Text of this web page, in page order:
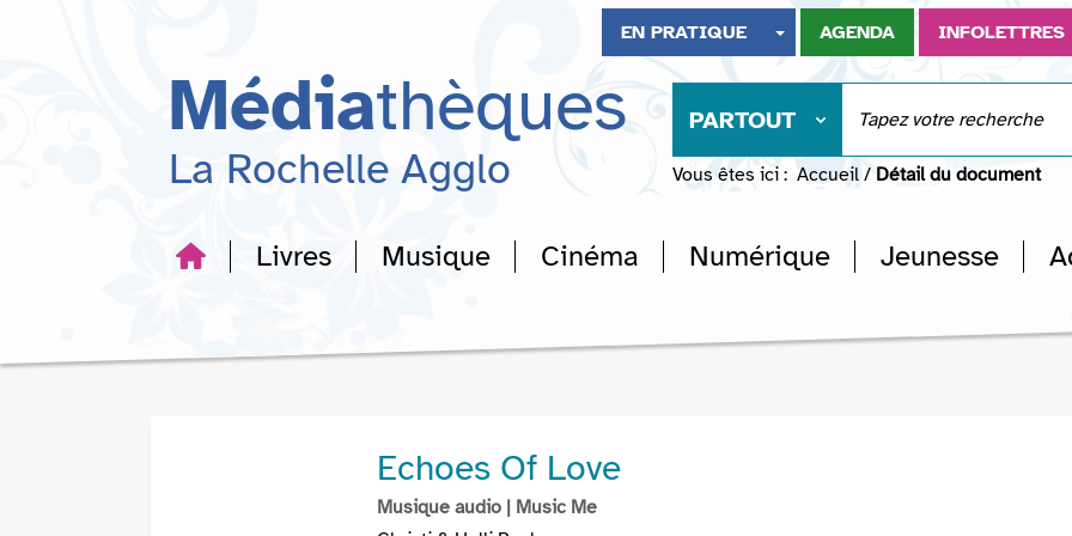
recherche
EN PRATIQUE AGENDA INFOLETTRES
Médiathèques
La Rochelle Agglo
PARTOUT
Vous êtes ici : Accueil / Détail du document
Livres Musique Cinéma Numérique Jeunesse
Echoes Of Love
Musique audio | Music Me